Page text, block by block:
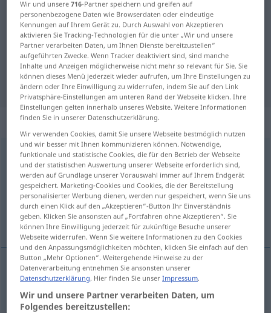
Deutsch-Kroatisch Übersetzung für
"wahrnehmbar"
"wahrnehmbar" Kroatisch
Übersetzung
„wahrnehmbar“: Adjektiv
wahrnehmbar adj
Übersicht aller Übersetzungen
(Für mehr Details die Übersetzung anklicken/antippen)
primjetljiv
primjetljiv wahrnehmbar
Wir und unsere716-Partner speichern und greifen auf
personenbezogene Daten wie Browserdaten oder eindeutige
Kennungen auf Ihrem Gerät zu. Durch Auswahl von Akzeptieren
aktivieren Sie Tracking-Technologien für die unter „Wir und unsere
Partner verarbeiten Daten, um Ihnen Dienste bereitzustellen“
aufgeführten Zwecke. Wenn Tracker deaktiviert sind, sind manche
Inhalte und Anzeigen möglicherweise nicht mehr so relevant für Sie. Sie
können dieses Menü jederzeit wieder aufrufen, um Ihre Einstellungen zu
ändern oder Ihre Einwilligung zu widerrufen, indem Sie auf den Link
Privatsphäre-Einstellungen am unteren Rand der Webseite klicken. Ihre
Einstellungen gelten innerhalb unseres Website. Weitere Informationen
finden Sie in unserer Datenschutzerklärung.
Wir verwenden Cookies, damit Sie unsere Webseite bestmöglich nutzen
und wir besser mit Ihnen kommunizieren können. Notwendige,
funktionale und statistische Cookies, die für den Betrieb der Webseite
und der statistischen Auswertung unserer Webseite erforderlich sind,
werden auf Grundlage unserer Vorauswahl immer auf Ihrem Endgerät
gespeichert. Marketing-Cookies und Cookies, die der Bereitstellung
personalisierter Werbung dienen, werden nur gespeichert, wenn Sie uns
durch einen Klick auf den „Akzeptieren“-Button Ihr Einverständnis
geben. Klicken Sie ansonsten auf „Fortfahren ohne Akzeptieren“. Sie
können Ihre Einwilligung jederzeit für zukünftige Besuche unserer
Webseite widerrufen. Wenn Sie weitere Informationen zu den Cookies
und den Anpassungsmöglichkeiten möchten, klicken Sie einfach auf den
Button „Mehr Optionen“. Weitergehende Hinweise zu der
Datenverarbeitung entnehmen Sie ansonsten unserer
Datenschutzerklärung. Hier finden Sie unserImpressum.
Wir und unsere Partner verarbeiten Daten, um
Folgendes bereitzustellen: